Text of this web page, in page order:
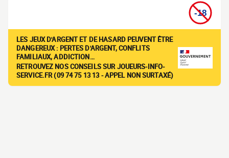
LES JEUX D'ARGENT ET DE HASARD PEUVENT ÊTRE
DANGEREUX : PERTES D'ARGENT, CONFLITS
FAMILIAUX, ADDICTION…
RETROUVEZ NOS CONSEILS SUR JOUEURS-INFO-
SERVICE.FR (09 74 75 13 13 - APPEL NON SURTAXÉ)